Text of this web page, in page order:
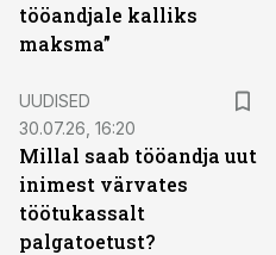
tööandjale kalliks
maksma”
UUDISED
30.07.26, 16:20
Millal saab tööandja uut
inimest värvates
töötukassalt
palgatoetust?